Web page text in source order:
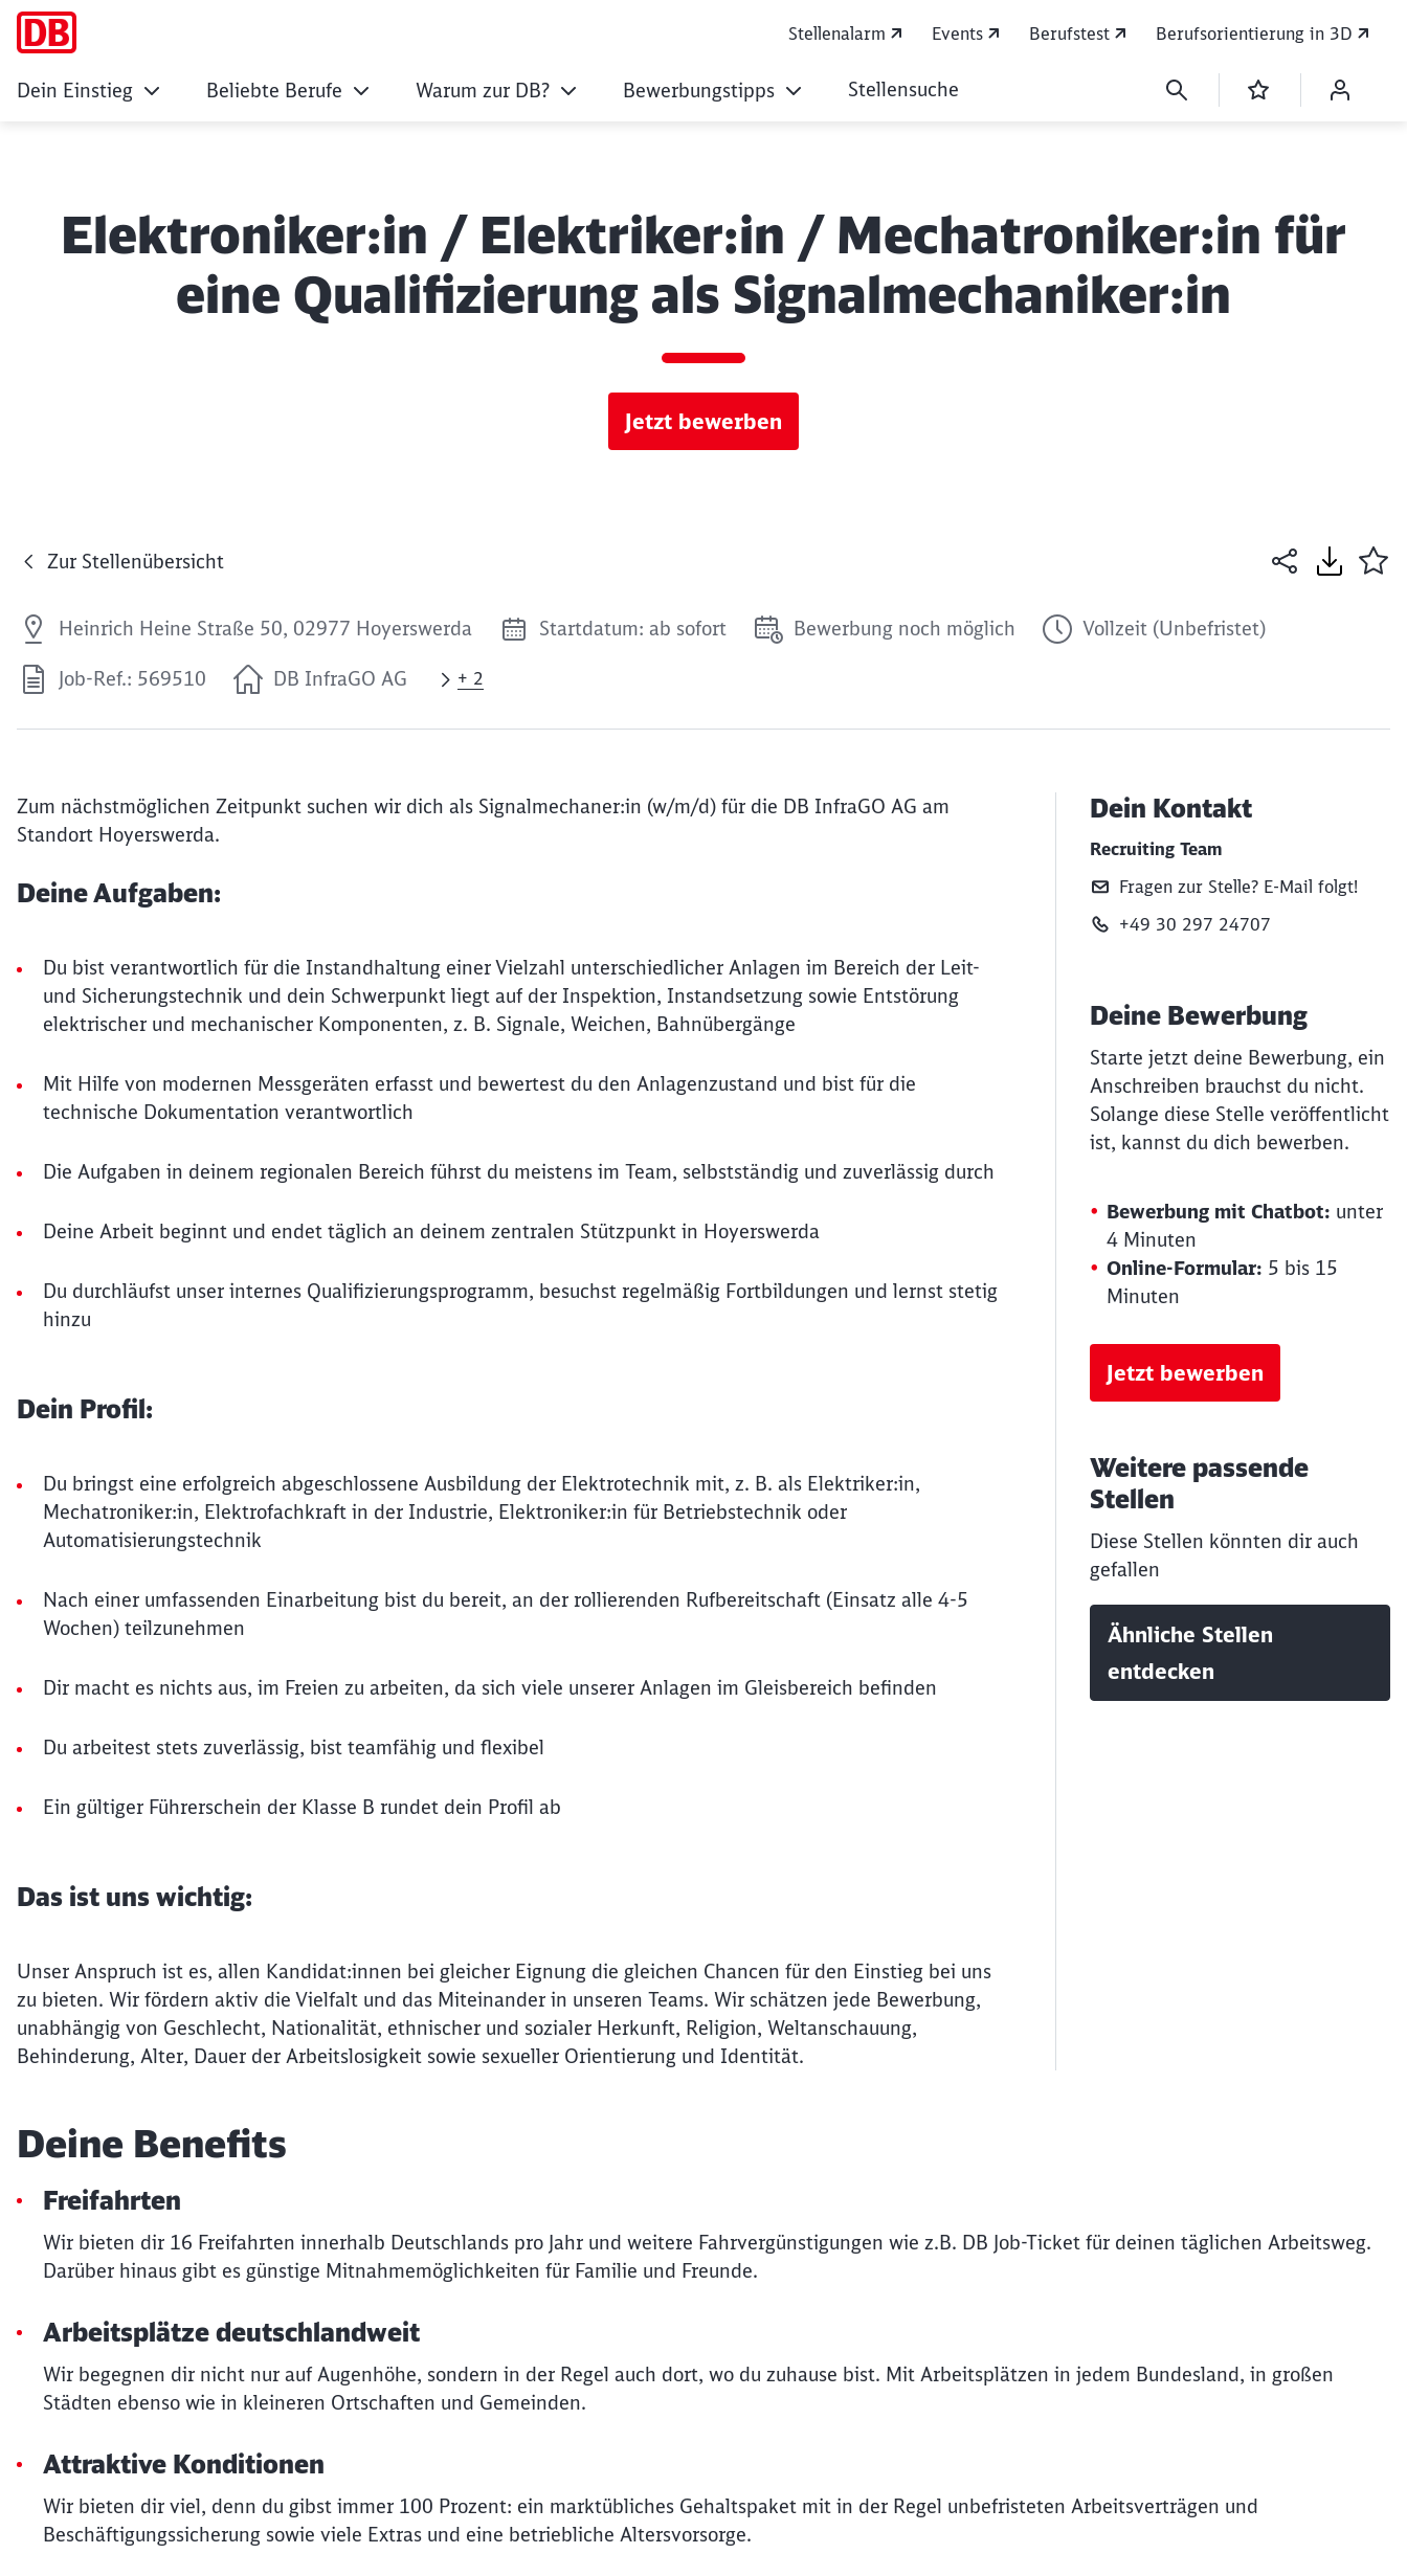
Stellenalarm Events Berufstest Berufsorientierung in 3D
Dein Einstieg Beliebte Berufe Warum zur DB? Bewerbungstipps Stellensuche
Elektroniker:in / Elektriker:in / Mechatroniker:in für
eine Qualifizierung als Signalmechaniker:in
Jetzt bewerben
Zur Stellenübersicht
Heinrich Heine Straße 50, 02977 Hoyerswerda Startdatum: ab sofort Bewerbung noch möglich Vollzeit (Unbefristet)
Job-Ref.: 569510 DB InfraGO AG + 2
Zum nächstmöglichen Zeitpunkt suchen wir dich als Signalmechaner:in (w/m/d) für die DB InfraGO AG am
Standort Hoyerswerda.
Deine Aufgaben:
Du bist verantwortlich für die Instandhaltung einer Vielzahl unterschiedlicher Anlagen im Bereich der Leit-
und Sicherungstechnik und dein Schwerpunkt liegt auf der Inspektion, Instandsetzung sowie Entstörung
elektrischer und mechanischer Komponenten, z. B. Signale, Weichen, Bahnübergänge
Mit Hilfe von modernen Messgeräten erfasst und bewertest du den Anlagenzustand und bist für die
technische Dokumentation verantwortlich
Die Aufgaben in deinem regionalen Bereich führst du meistens im Team, selbstständig und zuverlässig durch
Deine Arbeit beginnt und endet täglich an deinem zentralen Stützpunkt in Hoyerswerda
Du durchläufst unser internes Qualifizierungsprogramm, besuchst regelmäßig Fortbildungen und lernst stetig
hinzu
Dein Profil:
Du bringst eine erfolgreich abgeschlossene Ausbildung der Elektrotechnik mit, z. B. als Elektriker:in,
Mechatroniker:in, Elektrofachkraft in der Industrie, Elektroniker:in für Betriebstechnik oder
Automatisierungstechnik
Nach einer umfassenden Einarbeitung bist du bereit, an der rollierenden Rufbereitschaft (Einsatz alle 4-5
Wochen) teilzunehmen
Dir macht es nichts aus, im Freien zu arbeiten, da sich viele unserer Anlagen im Gleisbereich befinden
Du arbeitest stets zuverlässig, bist teamfähig und flexibel
Ein gültiger Führerschein der Klasse B rundet dein Profil ab
Das ist uns wichtig:
Unser Anspruch ist es, allen Kandidat:innen bei gleicher Eignung die gleichen Chancen für den Einstieg bei uns
zu bieten. Wir fördern aktiv die Vielfalt und das Miteinander in unseren Teams. Wir schätzen jede Bewerbung,
unabhängig von Geschlecht, Nationalität, ethnischer und sozialer Herkunft, Religion, Weltanschauung,
Behinderung, Alter, Dauer der Arbeitslosigkeit sowie sexueller Orientierung und Identität.
Dein Kontakt
Recruiting Team
Fragen zur Stelle? E‑Mail folgt!
+49 30 297 24707
Deine Bewerbung
Starte jetzt deine Bewerbung, ein
Anschreiben brauchst du nicht.
Solange diese Stelle veröffentlicht
ist, kannst du dich bewerben.
Bewerbung mit Chatbot: unter
4 Minuten
Online-Formular: 5 bis 15
Minuten
Jetzt bewerben
Weitere passende
Stellen
Diese Stellen könnten dir auch
gefallen
Ähnliche Stellen
entdecken
Deine Benefits
Freifahrten
Wir bieten dir 16 Freifahrten innerhalb Deutschlands pro Jahr und weitere Fahrvergünstigungen wie z.B. DB Job-Ticket für deinen täglichen Arbeitsweg.
Darüber hinaus gibt es günstige Mitnahmemöglichkeiten für Familie und Freunde.
Arbeitsplätze deutschlandweit
Wir begegnen dir nicht nur auf Augenhöhe, sondern in der Regel auch dort, wo du zuhause bist. Mit Arbeitsplätzen in jedem Bundesland, in großen
Städten ebenso wie in kleineren Ortschaften und Gemeinden.
Attraktive Konditionen
Wir bieten dir viel, denn du gibst immer 100 Prozent: ein marktübliches Gehaltspaket mit in der Regel unbefristeten Arbeitsverträgen und
Beschäftigungssicherung sowie viele Extras und eine betriebliche Altersvorsorge.
Abbrechen Weiter